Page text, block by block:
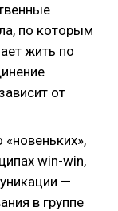
по которым
жить по
от
win-win,
—
в группе